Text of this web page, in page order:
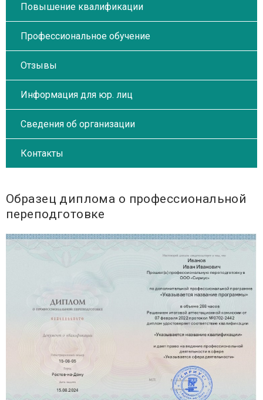
Повышение квалификации
Профессиональное обучение
Отзывы
Информация для юр. лиц
Сведения об организации
Контакты
Образец диплома о профессиональной
переподготовке